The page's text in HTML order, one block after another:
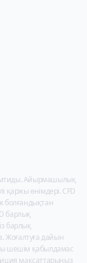
Айырмашылық
қаржы өнімдері. CFD
болғандықтан
барлық
барлық
Жоғалтуға дайын
шешім қабылдамас
мақсаттарыңыз